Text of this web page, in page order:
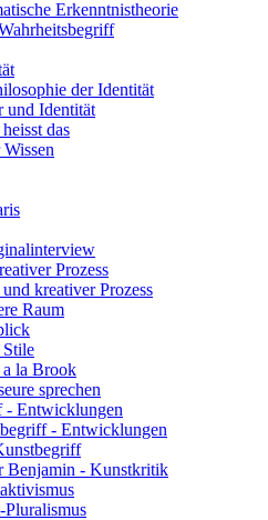
Erkenntnistheorie
der Identität
und Identität
das
Prozess
kreativer Prozess
Raum
Stile
la Brook
sprechen
- Entwicklungen
- Entwicklungen
Benjamin - Kunstkritik
Pluralismus